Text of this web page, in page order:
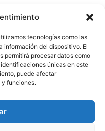
tecnologías como las
información del dispositivo. El
permitirá procesar datos como
únicas en este
puede afectar
funciones.
de
presupuestos
deSan Vicente